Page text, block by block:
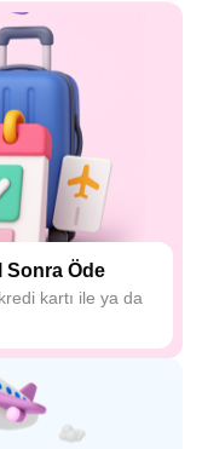
Sonra Öde
kartı ile ya da